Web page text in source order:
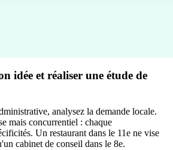
idée et réaliser une étude de
analysez la demande locale.
mais concurrentiel : chaque
Un restaurant dans le 11e ne vise
cabinet de conseil dans le 8e.